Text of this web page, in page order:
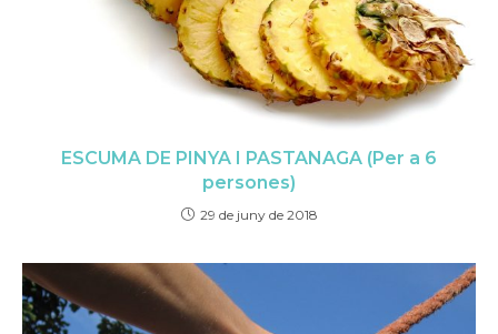
ESCUMA DE PINYA I PASTANAGA (Per a 6
persones)
29 de juny de 2018